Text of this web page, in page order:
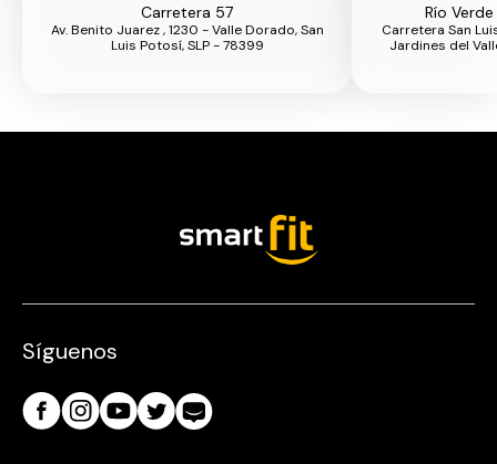
Carretera 57
Av. Benito Juarez , 1230 - Valle Dorado, San
Luis Potosí, SLP - 78399
Río
Carretera San
Jardines del
Síguenos